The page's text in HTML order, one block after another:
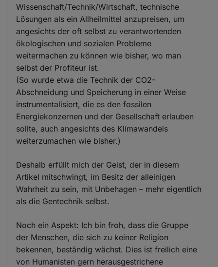
Wissenschaft/Technik/Wirtschaft, technische
Lösungen als ein Allheilmittel anzupreisen, um
angesichts der oft selbst zu verantwortenden
ökologischen und sozialen Probleme
weitermachen zu können wie bisher, wo man
selbst der Profiteur ist.
(So wurde etwa die Technik der CO2-
Abschneidung und Speicherung in einer Weise
instrumentalisiert, die es den fossilen
Energiekonzernen und der Gesellschaft erlauben
sollte, auch angesichts des Klimawandels
weiterzumachen wie bisher.)
Deshalb erfüllt mich der Geist, der in diesem
Artikel mitschwingt, im Besitz der alleinigen
Wahrheit zu sein, mit Unbehagen – mehr eigentlich
als die Gentechnik selbst.
Noch ein Aspekt: Ich bin froh, dass die Gruppe
der Menschen, die sich zu keiner Religion
bekennen, beständig wächst. Dies ist freilich eine
von Humanisten gern herausgestrichene